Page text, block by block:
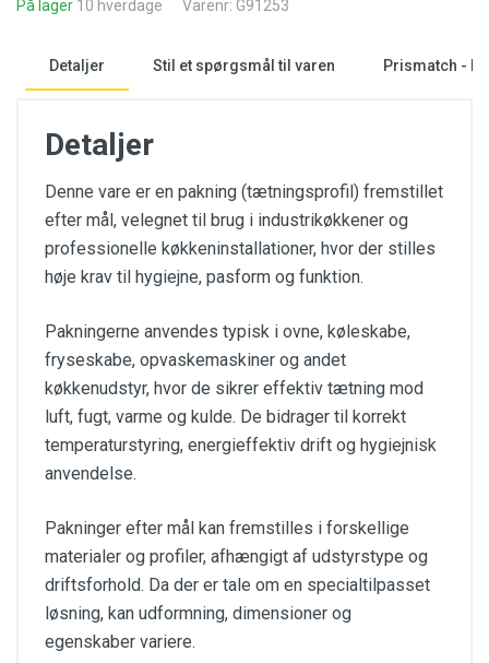
På lager 10 hverdage Varenr: G91253
Detaljer Stil et spørgsmål til varen Prismatch -
Detaljer
Denne vare er en pakning (tætningsprofil) fremstillet
efter mål, velegnet til brug i industrikøkkener og
professionelle køkkeninstallationer, hvor der stilles
høje krav til hygiejne, pasform og funktion.
Pakningerne anvendes typisk i ovne, køleskabe,
fryseskabe, opvaskemaskiner og andet
køkkenudstyr, hvor de sikrer effektiv tætning mod
luft, fugt, varme og kulde. De bidrager til korrekt
temperaturstyring, energieffektiv drift og hygiejnisk
anvendelse.
Pakninger efter mål kan fremstilles i forskellige
materialer og profiler, afhængigt af udstyrstype og
driftsforhold. Da der er tale om en specialtilpasset
løsning, kan udformning, dimensioner og
egenskaber variere.